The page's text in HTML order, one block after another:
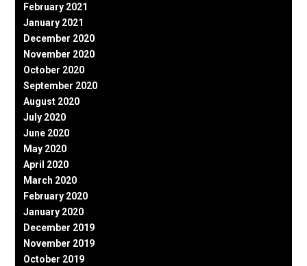
February 2021
January 2021
December 2020
November 2020
October 2020
September 2020
August 2020
July 2020
June 2020
May 2020
April 2020
March 2020
February 2020
January 2020
December 2019
November 2019
October 2019